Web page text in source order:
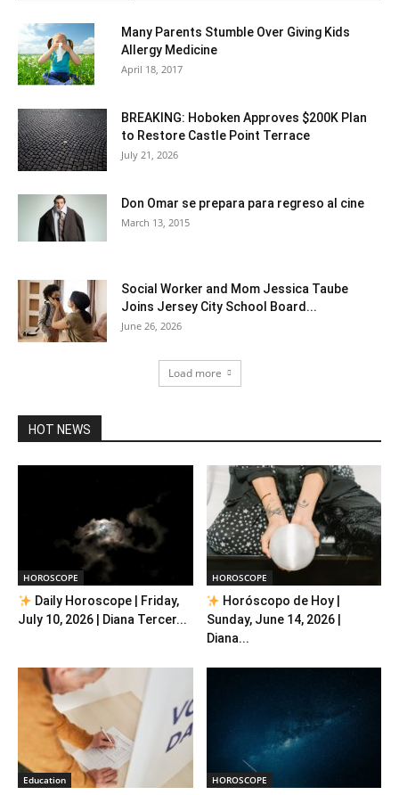
Many Parents Stumble Over Giving Kids
Allergy Medicine
April 18, 2017
BREAKING: Hoboken Approves $200K Plan
to Restore Castle Point Terrace
July 21, 2026
Don Omar se prepara para regreso al cine
March 13, 2015
Social Worker and Mom Jessica Taube
Joins Jersey City School Board...
June 26, 2026
Load more
HOT NEWS
HOROSCOPE
Daily Horoscope | Friday,
July 10, 2026 | Diana Tercer...
HOROSCOPE
Horóscopo de Hoy |
Sunday, June 14, 2026 |
Diana...
Education HOROSCOPE